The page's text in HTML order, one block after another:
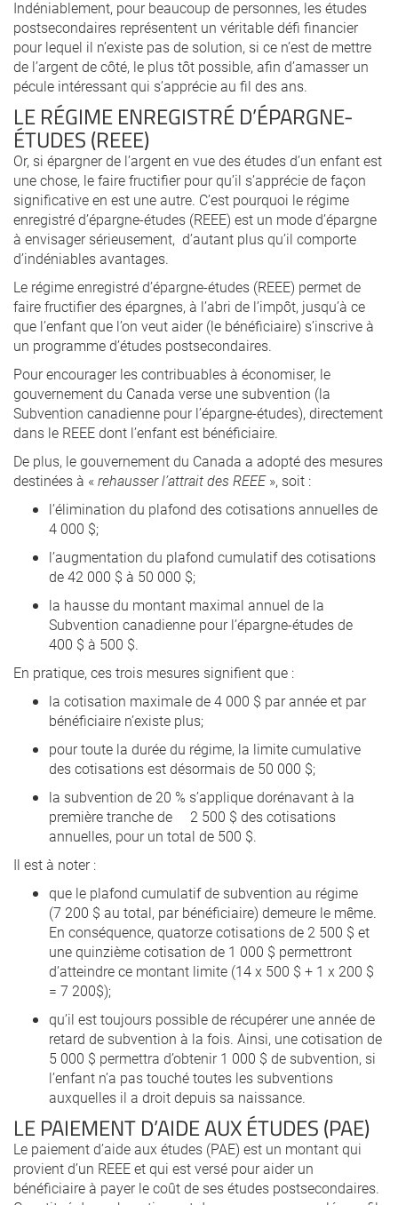
Indéniablement, pour beaucoup de personnes, les études
postsecondaires représentent un véritable défi financier
pour lequel il n’existe pas de solution, si ce n’est de mettre
de l’argent de côté, le plus tôt possible, afin d’amasser un
pécule intéressant qui s’apprécie au fil des ans.
LE RÉGIME ENREGISTRÉ D’ÉPARGNE-
ÉTUDES (REEE)
Or, si épargner de l’argent en vue des études d’un enfant est
une chose, le faire fructifier pour qu’il s’apprécie de façon
significative en est une autre. C’est pourquoi le régime
enregistré d’épargne-études (REEE) est un mode d’épargne
à envisager sérieusement, d’autant plus qu’il comporte
d’indéniables avantages.
Le régime enregistré d’épargne-études (REEE) permet de
faire fructifier des épargnes, à l’abri de l’impôt, jusqu’à ce
que l’enfant que l’on veut aider (le bénéficiaire) s’inscrive à
un programme d’études postsecondaires.
Pour encourager les contribuables à économiser, le
gouvernement du Canada verse une subvention (la
Subvention canadienne pour l’épargne-études), directement
dans le REEE dont l’enfant est bénéficiaire.
De plus, le gouvernement du Canada a adopté des mesures
destinées à «rehausser l’attrait des REEE», soit :
l’élimination du plafond des cotisations annuelles de
4 000 $;
l’augmentation du plafond cumulatif des cotisations
de 42 000 $ à 50 000 $;
la hausse du montant maximal annuel de la
Subvention canadienne pour l’épargne-études de
400 $ à 500 $.
En pratique, ces trois mesures signifient que :
la cotisation maximale de 4 000 $ par année et par
bénéficiaire n’existe plus;
pour toute la durée du régime, la limite cumulative
des cotisations est désormais de 50 000 $;
la subvention de 20 % s’applique dorénavant à la
première tranche de 2 500 $ des cotisations
annuelles, pour un total de 500 $.
Il est à noter :
que le plafond cumulatif de subvention au régime
(7 200 $ au total, par bénéficiaire) demeure le même.
En conséquence, quatorze cotisations de 2 500 $ et
une quinzième cotisation de 1 000 $ permettront
d’atteindre ce montant limite (14 x 500 $ + 1 x 200 $
= 7 200$);
qu’il est toujours possible de récupérer une année de
retard de subvention à la fois. Ainsi, une cotisation de
5 000 $ permettra d’obtenir 1 000 $ de subvention, si
l’enfant n’a pas touché toutes les subventions
auxquelles il a droit depuis sa naissance.
LE PAIEMENT D’AIDE AUX ÉTUDES (PAE)
Le paiement d’aide aux études (PAE) est un montant qui
provient d’un REEE et qui est versé pour aider un
bénéficiaire à payer le coût de ses études postsecondaires.